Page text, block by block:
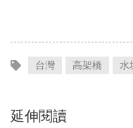
台灣 高架橋 水
延伸閱讀